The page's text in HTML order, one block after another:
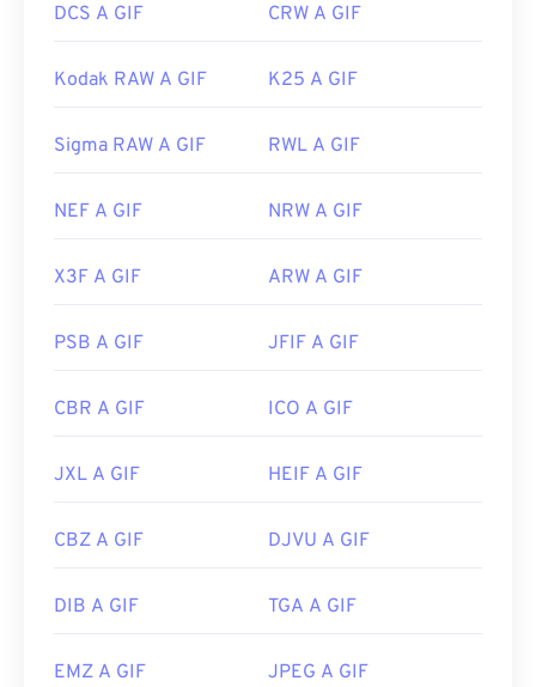
DCS A GIF CRW A GIF
Kodak RAW A GIF K25 A GIF
Sigma RAW A GIF RWL A GIF
NEF A GIF NRW A GIF
X3F A GIF ARW A GIF
PSB A GIF JFIF A GIF
CBR A GIF ICO A GIF
JXL A GIF HEIF A GIF
CBZ A GIF DJVU A GIF
DIB A GIF TGA A GIF
EMZ A GIF JPEG A GIF